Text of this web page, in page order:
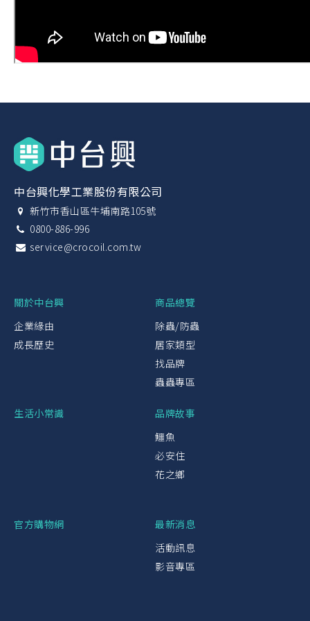
中台興化學工業股份有限公司
新竹市香山區牛埔南路105號
0800-886-996
service@crocoil.com.tw
關於中台興
企業緣由
成長歷史
商品總覽
除蟲/防蟲
居家類型
找品牌
蟲蟲專區
生活小常識
品牌故事
鱷魚
必安住
花之鄉
官方購物網
最新消息
活動訊息
影音專區